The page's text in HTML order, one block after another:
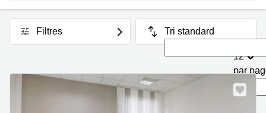
Bureau
virtuel
Nice
Coworking
Lyon
Coworking
d'affaires
12
par
Filtres Tri standard